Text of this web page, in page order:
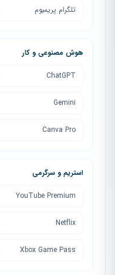
تلگرام پریمیوم
هوش مصنوعی و کار
ChatGPT
Gemini
Canva Pro
استریم و سرگرمی
YouTube Premium
Netflix
Xbox Game Pass